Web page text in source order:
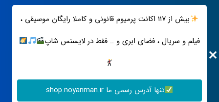
بیش از ۱۱۷ اکانت پرمیوم قانونی و کاملا رایگان موسیقی ،
فیلم و سریال ، فضای ابری و .. فقط در لایسنس شاپ
تنها آدرس رسمی ما shop.noyanman.ir